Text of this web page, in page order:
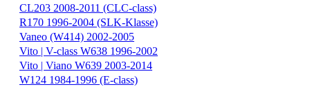
CL203 2008-2011 (CLC-class)
R170 1996-2004 (SLK-Klasse)
Vaneo (W414) 2002-2005
Vito | V-class W638 1996-2002
Vito | Viano W639 2003-2014
W124 1984-1996 (E-class)